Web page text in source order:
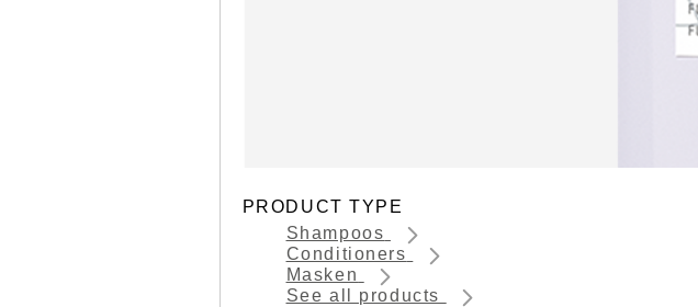
PRODUCT TYPE
Shampoos
Conditioners
Masken
See all products